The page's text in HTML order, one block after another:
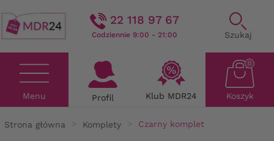
22 118 97 67
Codziennie 9:00 - 21:00 Szukaj
Menu Profil Klub MDR24 Koszyk
0
Strona główna Komplety Czarny komplet